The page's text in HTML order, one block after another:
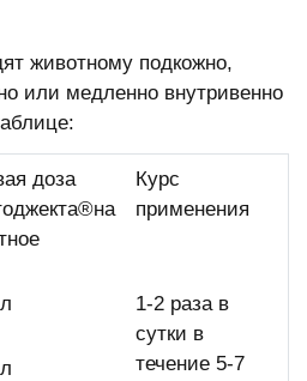
животному подкожно,
или медленно внутривенно
доза
Курс
применения
1-2 раза в
сутки в
течение 5-7